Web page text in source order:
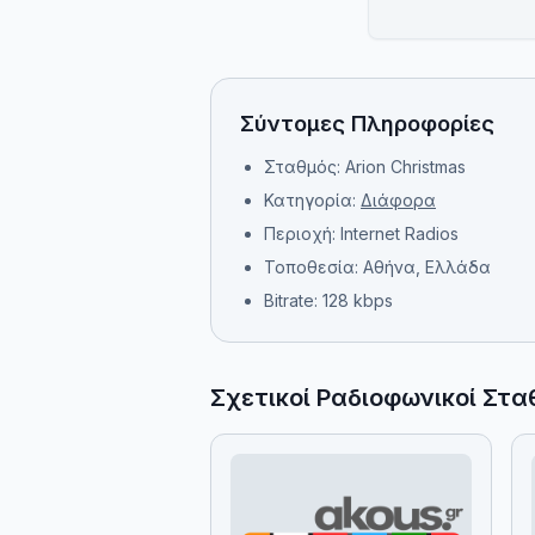
Σύντομες Πληροφορίες
Σταθμός: Arion Christmas
Κατηγορία: Διάφορα
Περιοχή: Internet Radios
Τοποθεσία: Αθήνα, Ελλάδα
Bitrate: 128 kbps
Σχετικοί Ραδιοφωνικοί